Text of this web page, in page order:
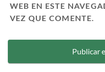
WEB EN ESTE
VEZ QUE COMENTE.